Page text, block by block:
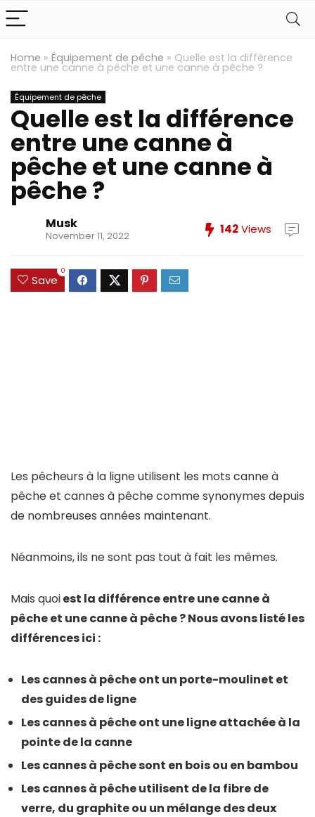
Home » Équipement de pêche » Quelle est la différence
entre une canne à pêche et une canne à pêche ?
Équipement de pêche
Quelle est la différence
entre une canne à
pêche et une canne à
pêche ?
Musk
November 11, 2022 142Views
Save
0
Les pêcheurs à la ligne utilisent les mots canne à
pêche et cannes à pêche comme synonymes depuis
de nombreuses années maintenant.
Néanmoins, ils ne sont pas tout à fait les mêmes.
Mais quoiest la différence entre une canne à
pêche et une canne à pêche ? Nous avons listé les
différences ici :
Les cannes à pêche ont un porte-moulinet et
des guides de ligne
Les cannes à pêche ont une ligne attachée à la
pointe de la canne
Les cannes à pêche sont en bois ou en bambou
Les cannes à pêche utilisent de la fibre de
verre, du graphite ou un mélange des deux